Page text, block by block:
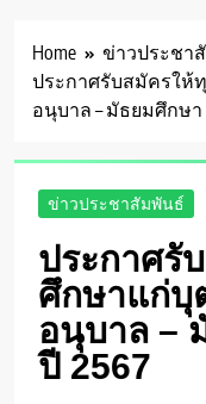
Home
ข่าวประชา
ประกาศรับสมัครให้
อนุบาล – มัธยมศึกษา
ข่าวประชาสัมพันธ์
ประกาศรั
ศึกษาแก่บุ
อนุบาล –
ปี 2567